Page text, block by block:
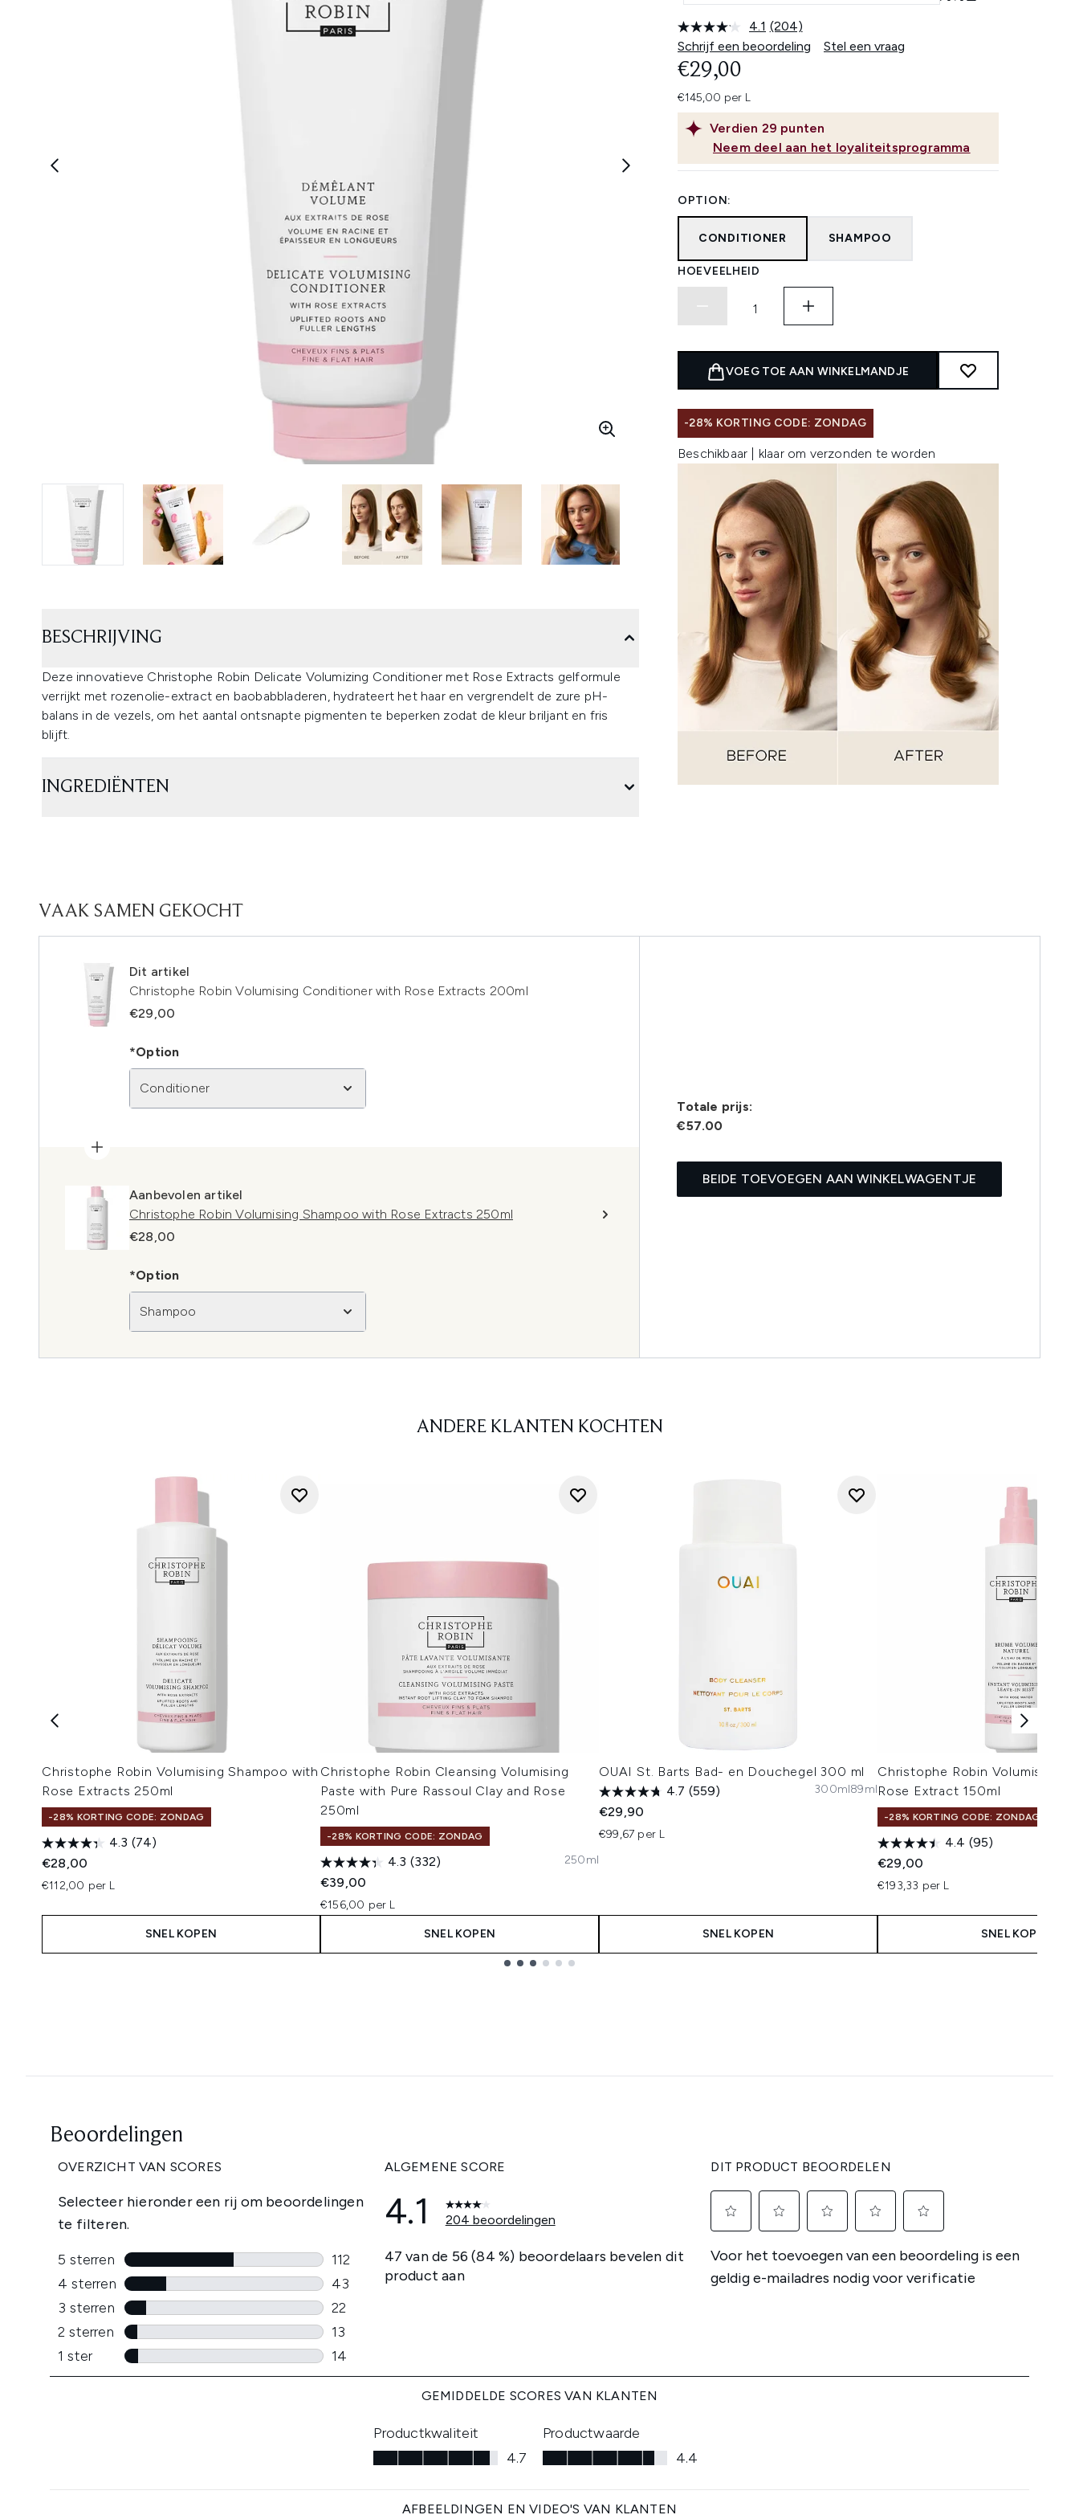
4.1 Lees
204
beoordelingen.
(204)
Schrijf een beoordeling
Stel een vraag
Verdien 29 punten
Neem deel aan het loyaliteitsprogramma
€29,00
€145,00 per L
OPTION:
CONDITIONER SHAMPOO
HOEVEELHEID
VOEG TOE AAN WINKELMANDJE
-28% KORTING CODE: ZONDAG
Beschikbaar | klaar om verzonden te worden
BESCHRIJVING
Deze innovatieve Christophe Robin Delicate Volumizing Conditioner met Rose Extracts gelformule
verrijkt met rozenolie-extract en baobabbladeren, hydrateert het haar en vergrendelt de zure pH-
balans in de vezels, om het aantal ontsnapte pigmenten te beperken zodat de kleur briljant en fris
blijft.
INGREDIËNTEN
VAAK SAMEN GEKOCHT
Dit artikel
Christophe Robin Volumising Conditioner with Rose Extracts 200ml
€29,00
*Option
Conditioner
Aanbevolen artikel
Christophe Robin Volumising Shampoo with Rose Extracts 250ml
€28,00
*Option
Shampoo
Totale prijs:
€57.00
BEIDE TOEVOEGEN AAN WINKELWAGENTJE
ANDERE KLANTEN KOCHTEN
Christophe Robin Volumising Shampoo with
Rose Extracts 250ml
-28% KORTING CODE: ZONDAG
4.3 (74)
€28,00
€112,00 per L
SNEL KOPEN
Christophe Robin Cleansing Volumising
Paste with Pure Rassoul Clay and Rose
250ml
-28% KORTING CODE: ZONDAG
4.3 (332)
€39,00
€156,00 per L
250ml
SNEL KOPEN
OUAI St. Barts Bad- en Douchegel 300 ml
4.7 (559)
€29,90
€99,67 per L
300ml89ml
SNEL KOPEN
Christophe Robin Volumising
Rose Extract 150ml
-28% KORTING CODE: ZONDAG
4.4 (95)
€29,00
€193,33 per L
SNEL KOPEN